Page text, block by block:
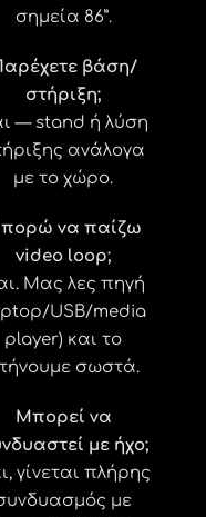
σημεία 86”.
βάση/
στήριξη;
— stand ή λύση
ανάλογα
με το χώρο.
να παίζω
video loop;
Μας λες πηγή
USB/media
player) και το
σωστά.
Μπορεί να
με ήχο;
γίνεται πλήρης
με